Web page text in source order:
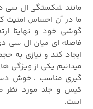
مانند شکستگی ال سی
ما در آن احساس امنیت
فاصله ای میان ال سی
ایجاد کند و نیازی به
میدانیم یکی از ویژگی
گیری مناسب ، خوش
کیس و جلد مورد نظر
است.